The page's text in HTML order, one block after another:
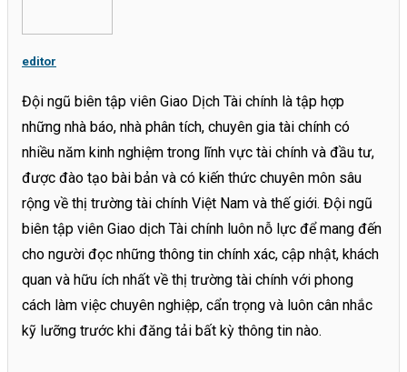
editor
Đội ngũ biên tập viên Giao Dịch Tài chính là tập hợp
những nhà báo, nhà phân tích, chuyên gia tài chính có
nhiều năm kinh nghiệm trong lĩnh vực tài chính và đầu tư,
được đào tạo bài bản và có kiến thức chuyên môn sâu
rộng về thị trường tài chính Việt Nam và thế giới. Đội ngũ
biên tập viên Giao dịch Tài chính luôn nỗ lực để mang đến
cho người đọc những thông tin chính xác, cập nhật, khách
quan và hữu ích nhất về thị trường tài chính với phong
cách làm việc chuyên nghiệp, cẩn trọng và luôn cân nhắc
kỹ lưỡng trước khi đăng tải bất kỳ thông tin nào.